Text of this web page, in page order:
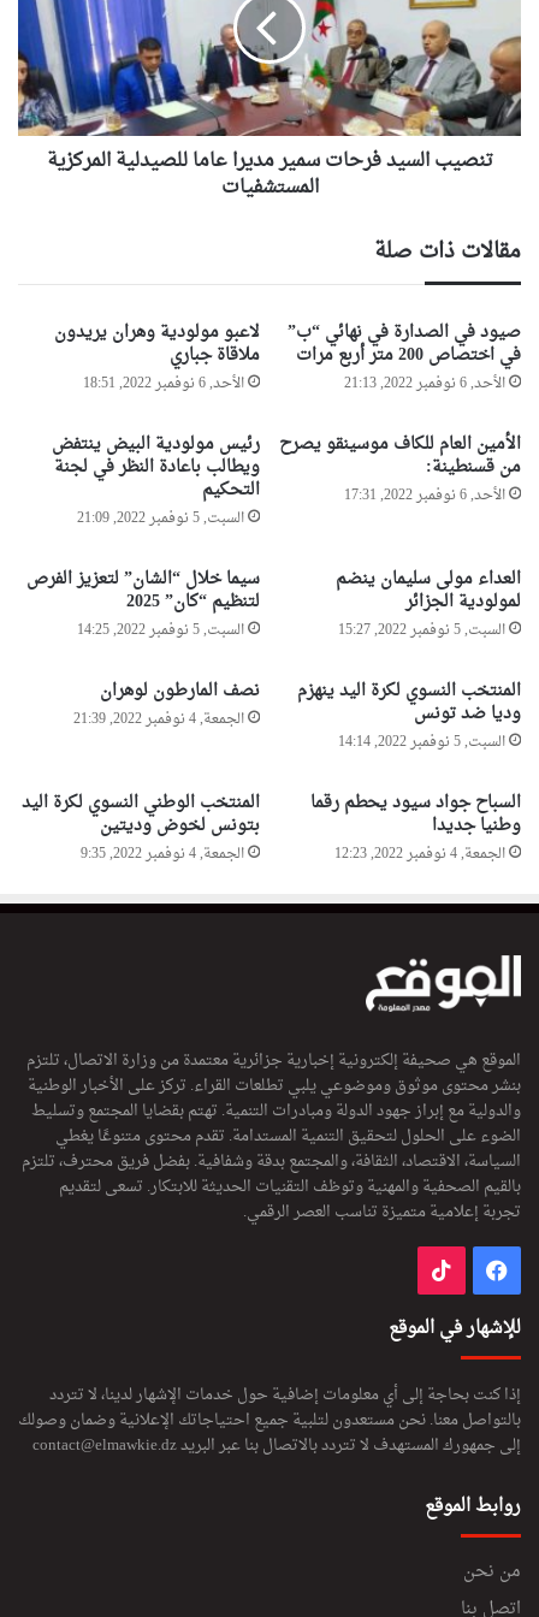
س
ب
ق
م
ه
ف
ي
م
ة
ا
ل
ه
ب
ا
ل
س
ي
ا
ت
م
ي
ر
د
ي
ر
ا
م
ا
ل
ص
ي
د
ي
ة
ا
ل
ر
ي
ل
م
س
ت
ش
ف
ي
ا
ت
تنصيب السيد فرحات سمير مديرا عاما للصيدلية المركزية
المستشفيات
مقالات ذات صلة
صيود في الصدارة في نهائي “ب”
في اختصاص 200 متر أربع مرات
الأحد, 6 نوفمبر 2022, 21:13
لاعبو مولودية وهران يريدون
ملاقاة جباري
الأحد, 6 نوفمبر 2022, 18:51
الأمين العام للكاف موسينقو يصرح
من قسنطينة:
الأحد, 6 نوفمبر 2022, 17:31
رئيس مولودية البيض ينتفض
ويطالب باعادة النظر في لجنة
التحكيم
السبت, 5 نوفمبر 2022, 21:09
العداء مولى سليمان ينضم
لمولودية الجزائر
السبت, 5 نوفمبر 2022, 15:27
سيما خلال “الشان” لتعزيز الفرص
لتنظيم “كان” 2025
السبت, 5 نوفمبر 2022, 14:25
المنتخب النسوي لكرة اليد ينهزم
وديا ضد تونس
السبت, 5 نوفمبر 2022, 14:14
نصف المارطون لوهران
الجمعة, 4 نوفمبر 2022, 21:39
السباح جواد سيود يحطم رقما
وطنيا جديدا
الجمعة, 4 نوفمبر 2022, 12:23
المنتخب الوطني النسوي لكرة اليد
بتونس لخوض وديتين
الجمعة, 4 نوفمبر 2022, 9:35
الموقع هي صحيفة إلكترونية إخبارية جزائرية معتمدة من وزارة الاتصال، تلتزم
بنشر محتوى موثوق وموضوعي يلبي تطلعات القراء. تركز على الأخبار الوطنية
والدولية مع إبراز جهود الدولة ومبادرات التنمية. تهتم بقضايا المجتمع وتسليط
الضوء على الحلول لتحقيق التنمية المستدامة. تقدم محتوى متنوعًا يغطي
السياسة، الاقتصاد، الثقافة، والمجتمع بدقة وشفافية. بفضل فريق محترف، تلتزم
بالقيم الصحفية والمهنية وتوظف التقنيات الحديثة للابتكار. تسعى لتقديم
تجربة إعلامية متميزة تناسب العصر الرقمي.
فيسبوك
للإشهار في الموقع
إذا كنت بحاجة إلى أي معلومات إضافية حول خدمات الإشهار لدينا، لا تتردد
بالتواصل معنا. نحن مستعدون لتلبية جميع احتياجاتك الإعلانية وضمان وصولك
إلى جمهورك المستهدف لا تتردد بالاتصال بنا عبر البريدcontact@elmawkie.dz
روابط الموقع
من نحن
اتصل بنا